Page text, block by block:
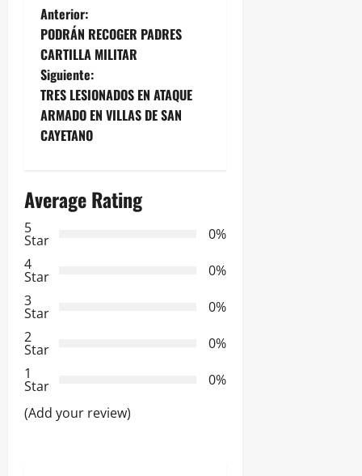
N
a
v
e
a
i
ó
n
d
e
e
Anterior:
PODRÁN RECOGER PADRES
CARTILLA MILITAR
Siguiente:
TRES LESIONADOS EN ATAQUE
ARMADO EN VILLAS DE SAN
CAYETANO
Average Rating
5
Star
0%
4
Star
0%
3
Star
0%
2
Star
0%
1
Star
0%
(Add your review)